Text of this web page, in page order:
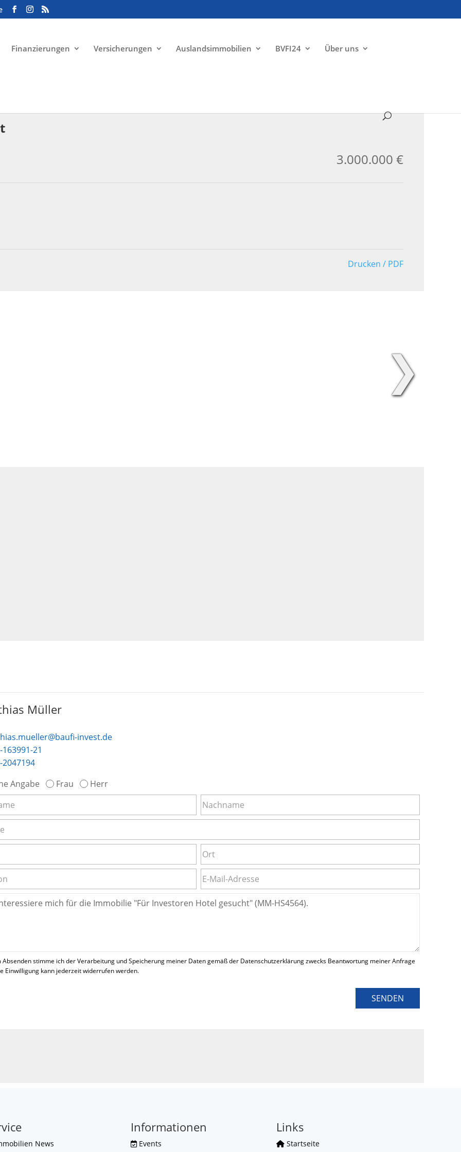
Finanzierungen Versicherungen Auslandsimmobilien BVFI24 Über uns
3.000.000 €
Drucken / PDF
❯
Müller
invest.de
21
2047194
Angabe
Frau Herr
Absenden stimme ich der Verarbeitung und Speicherung meiner Daten gemäß der Datenschutzerklärung zwecks Beantwortung meiner Anfrage
Einwilligung kann jederzeit widerrufen werden.
SENDEN
News
Informationen
Events
Links
Startseite